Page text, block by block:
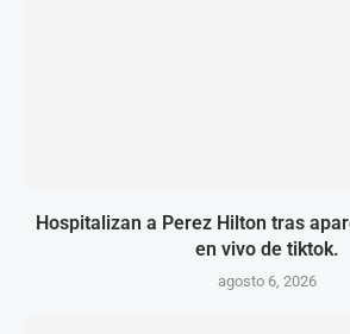
Hospitalizan a Perez Hilton tras
en vivo de tiktok.
agosto 6, 2026